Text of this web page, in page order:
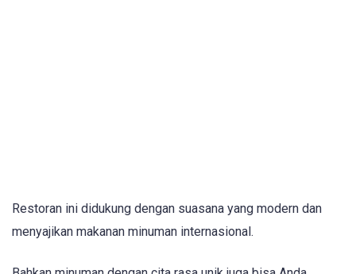
Restoran ini didukung dengan suasana yang modern dan
menyajikan makanan minuman internasional.